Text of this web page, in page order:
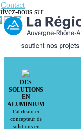
Contact
nous sur
DES
SOLUTIONS
EN
ALUMINIUM
Fabricant et
concepteur de
solutions en